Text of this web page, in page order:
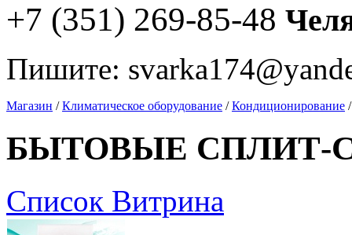
+7 (351) 269-85-48
Пишите:
Магазин / Климатическое оборудование / Кондиционирование /
БЫТОВЫЕ СПЛИТ-
Список Витрина